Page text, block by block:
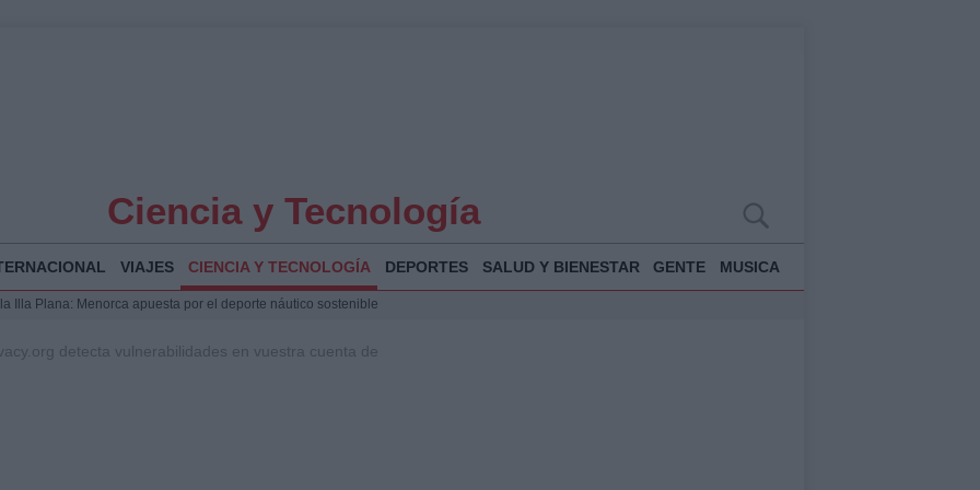
Ciencia y Tecnología
VIAJES CIENCIA Y TECNOLOGÍA DEPORTES SALUD Y BIENESTAR GENTE MUSICA
Illa Plana: Menorca apuesta por el deporte náutico sostenible
del Gobierno ante la crisis migratoria en Ceuta
Jesús Vivas en Palma para analizar la situación en Ceuta
detecta vulnerabilidades en vuestra cuenta de